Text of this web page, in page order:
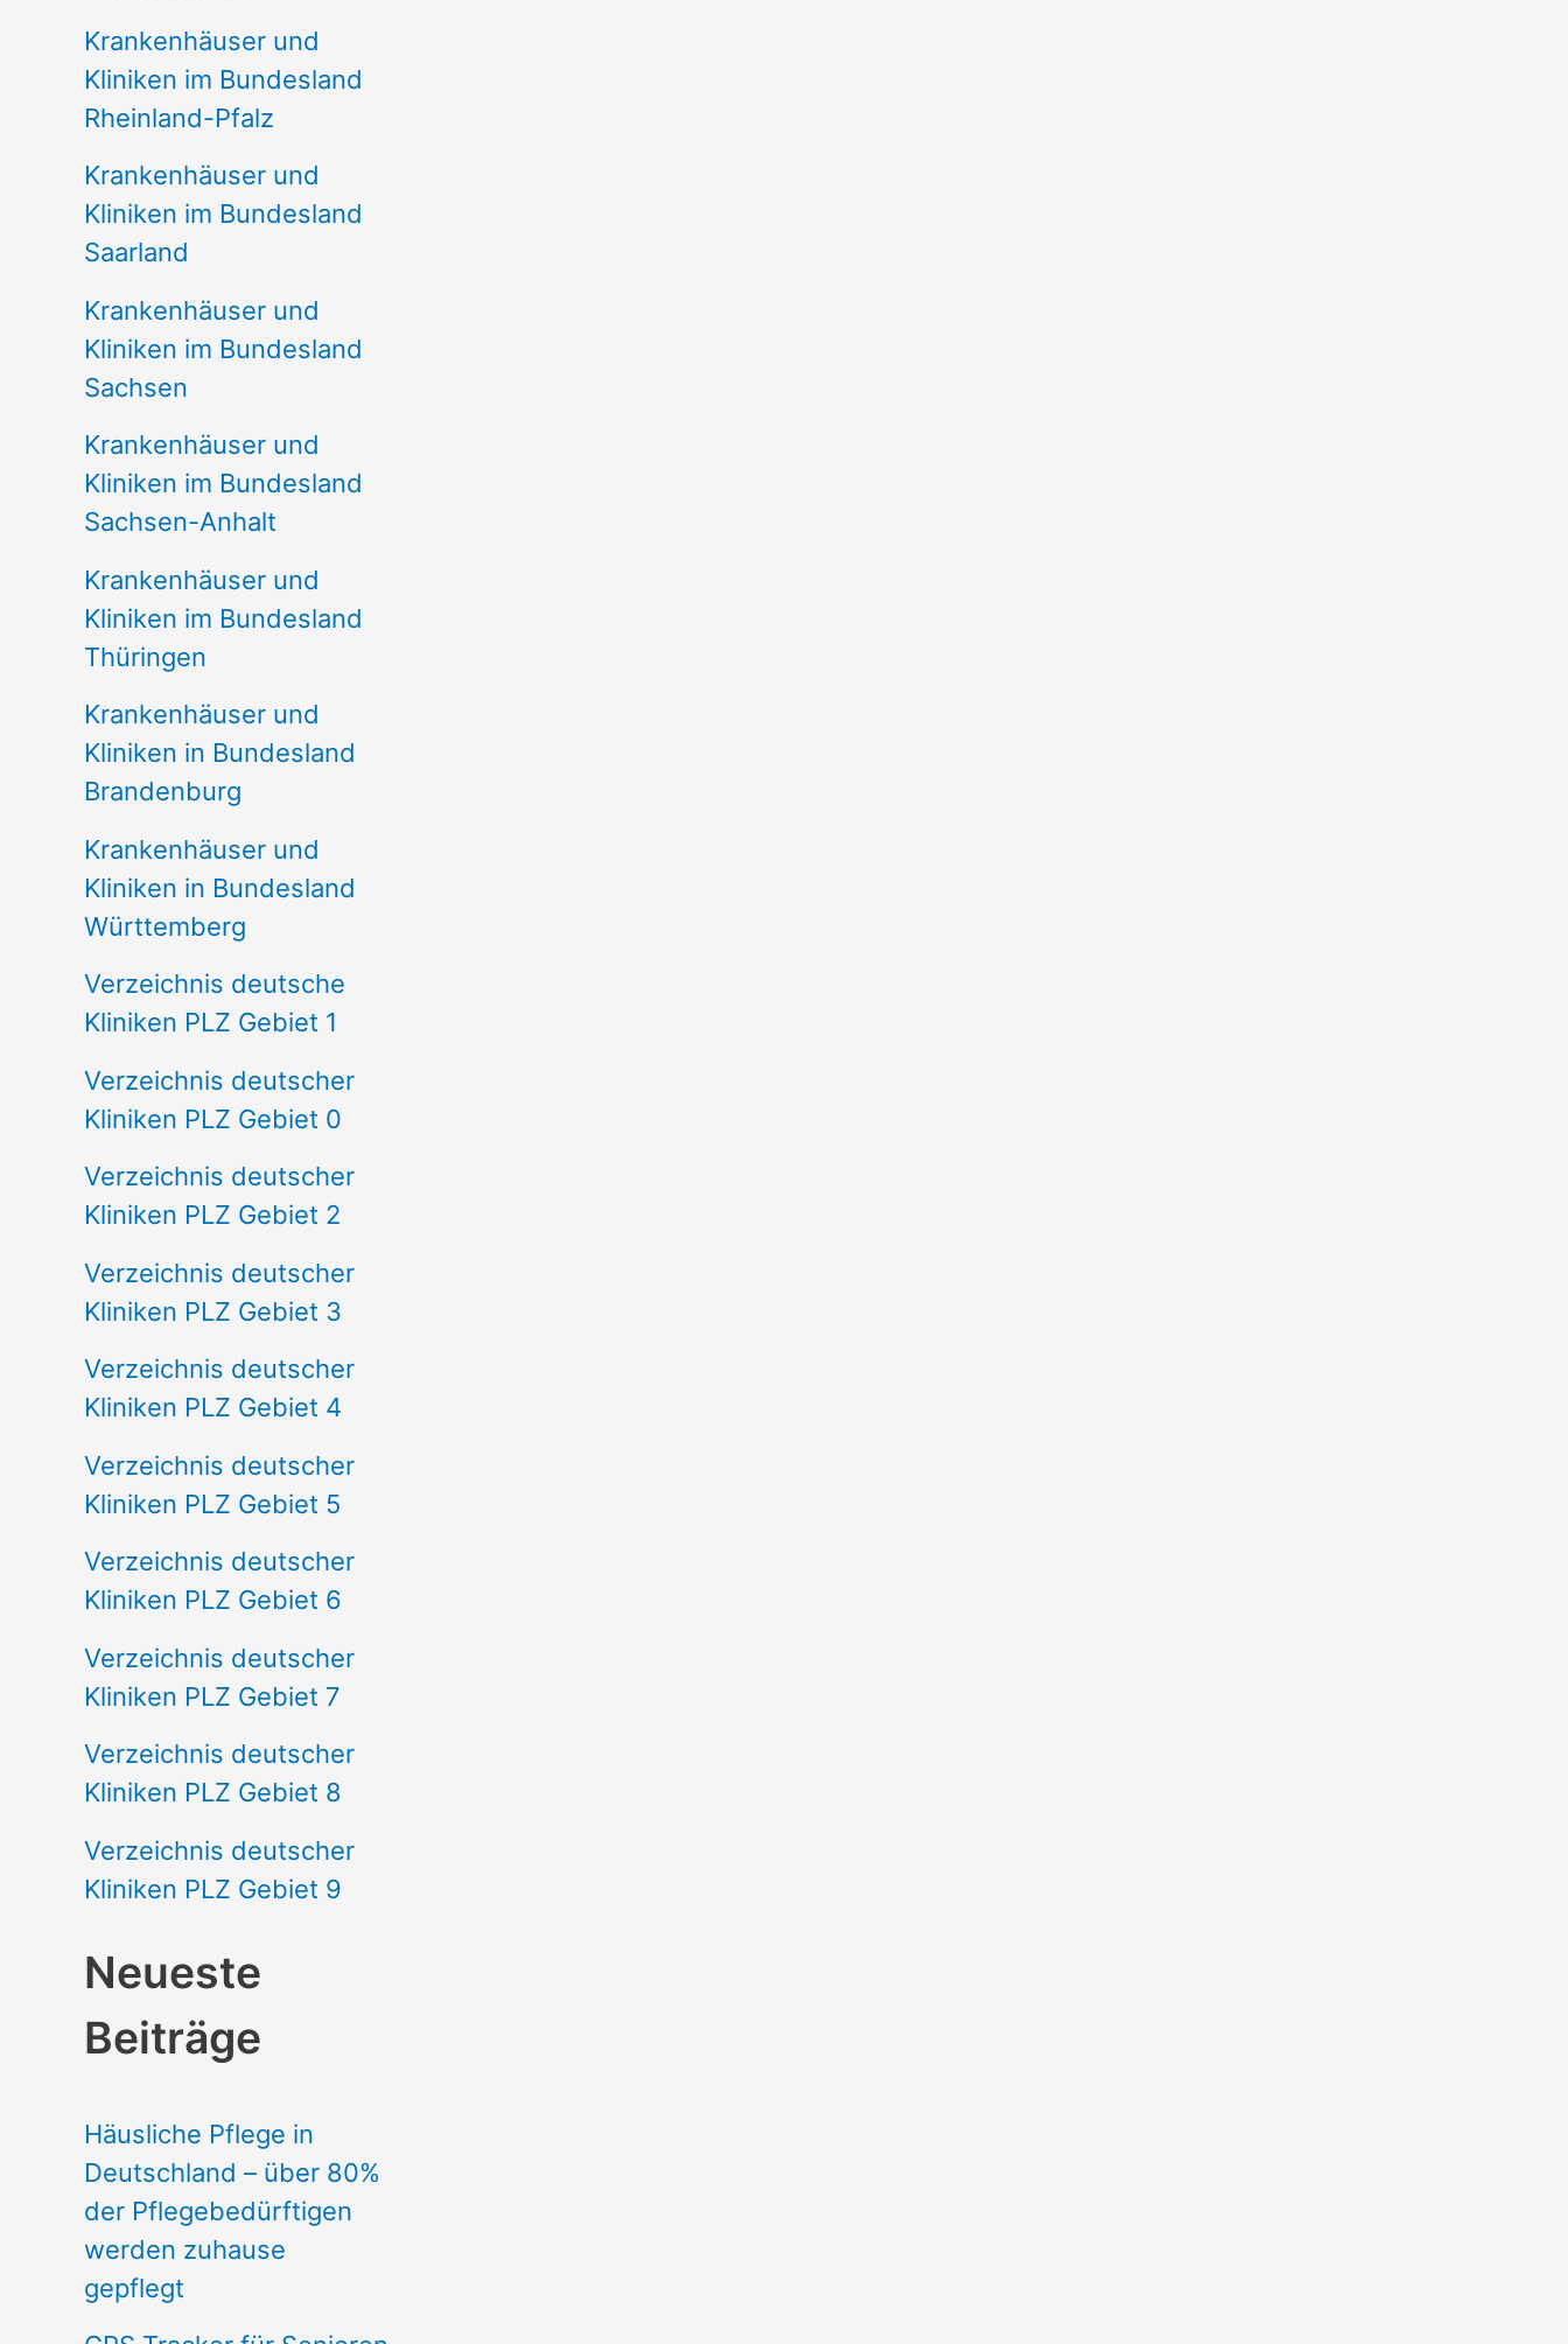
Krankenhäuser und
Kliniken im Bundesland
Rheinland-Pfalz
Krankenhäuser und
Kliniken im Bundesland
Saarland
Krankenhäuser und
Kliniken im Bundesland
Sachsen
Krankenhäuser und
Kliniken im Bundesland
Sachsen-Anhalt
Krankenhäuser und
Kliniken im Bundesland
Thüringen
Krankenhäuser und
Kliniken in Bundesland
Brandenburg
Krankenhäuser und
Kliniken in Bundesland
Württemberg
Verzeichnis deutsche
Kliniken PLZ Gebiet 1
Verzeichnis deutscher
Kliniken PLZ Gebiet 0
Verzeichnis deutscher
Kliniken PLZ Gebiet 2
Verzeichnis deutscher
Kliniken PLZ Gebiet 3
Verzeichnis deutscher
Kliniken PLZ Gebiet 4
Verzeichnis deutscher
Kliniken PLZ Gebiet 5
Verzeichnis deutscher
Kliniken PLZ Gebiet 6
Verzeichnis deutscher
Kliniken PLZ Gebiet 7
Verzeichnis deutscher
Kliniken PLZ Gebiet 8
Verzeichnis deutscher
Kliniken PLZ Gebiet 9
Neueste
Beiträge
Häusliche Pflege in
Deutschland – über 80%
der Pflegebedürftigen
werden zuhause
gepflegt